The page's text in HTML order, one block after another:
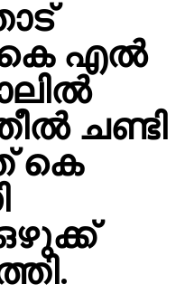
കെ എല്‍
ചണ്ടി
കെ